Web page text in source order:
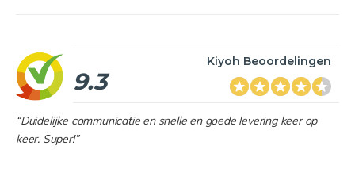
9.3
Kiyoh Beoordelingen
“Duidelijke communicatie en snelle en goede levering keer op
keer. Super!”